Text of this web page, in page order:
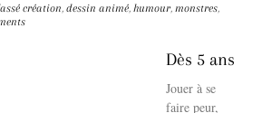
création,dessin animé,humour,monstres,
Dès 5 ans
Jouer à se
faire peur,